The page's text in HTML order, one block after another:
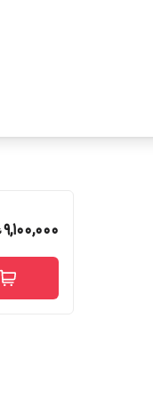
9,100,000